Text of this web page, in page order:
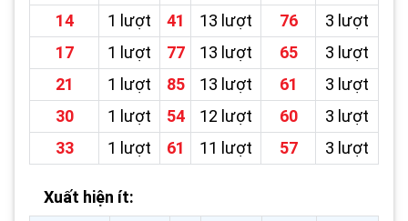
14
1 lượt 41 13 lượt 76
3 lượt
17
1 lượt 77 13 lượt 65
3 lượt
21
1 lượt 85 13 lượt 61
3 lượt
30
1 lượt 54 12 lượt 60
3 lượt
33
1 lượt 61 11 lượt 57 3 lượt
Xuất hiện ít: